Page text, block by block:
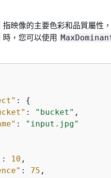
指映像的主要色彩和品質屬性
時，您可以使用
: {
: "bucket" ,
:
"input.jpg"
: 10 ,
: 75 ,